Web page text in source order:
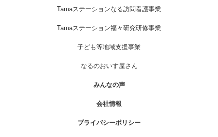
Tamaステーションなる訪問看護事業
Tamaステーション福々研究研修事業
子ども等地域支援事業
なるのおいす屋さん
みんなの声
会社情報
プライバシーポリシー